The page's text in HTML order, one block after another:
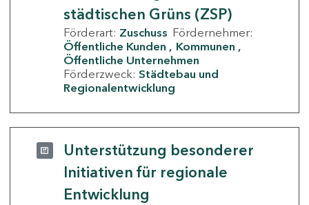
städtischen Grüns (ZSP)
Förderart: Zuschuss Fördernehmer:
Öffentliche Kunden
Kommunen
Öffentliche Unternehmen
Förderzweck: Städtebau und
Regionalentwicklung
Unterstützung besonderer
Initiativen für regionale
Entwicklung